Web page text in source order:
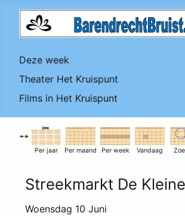
Deze week
Theater Het Kruispunt
Films in Het Kruispunt
Per jaar Per maand Per week Vandaag
Streekmarkt De
Woensdag 10 Juni